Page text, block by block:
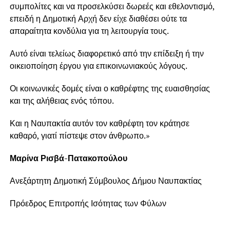
συμπολίτες και να προσελκύσει δωρεές και εθελοντισμό,
επειδή η Δημοτική Αρχή δεν είχε διαθέσει ούτε τα
απαραίτητα κονδύλια για τη λειτουργία τους.
Αυτό είναι τελείως διαφορετικό από την επίδειξη ή την
οικειοποίηση έργου για επικοινωνιακούς λόγους.
Οι κοινωνικές δομές είναι ο καθρέφτης της ευαισθησίας
και της αλήθειας ενός τόπου.
Και η Ναυπακτία αυτόν τον καθρέφτη τον κράτησε
καθαρό, γιατί πίστεψε στον άνθρωπο.»
Μαρίνα Ρισβά-Πατακοπούλου
Ανεξάρτητη Δημοτική Σύμβουλος Δήμου Ναυπακτίας
Πρόεδρος Επιτροπής Ισότητας των Φύλων